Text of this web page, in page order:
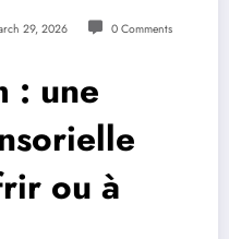
29, 2026 0 Comments
: une
ou à